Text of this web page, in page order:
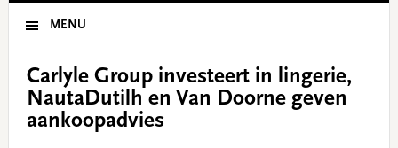
MENU
Carlyle Group investeert in lingerie,
NautaDutilh en Van Doorne geven
aankoopadvies